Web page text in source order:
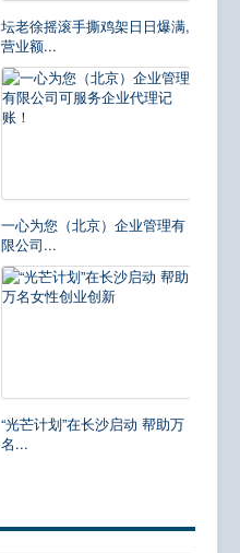
坛老徐摇滚手撕鸡架日日爆满,
营业额...
一心为您（北京）企业管理有
限公司...
“光芒计划”在长沙启动 帮助万
名...